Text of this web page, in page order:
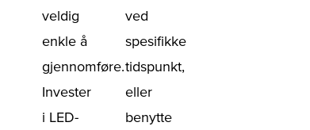
veldig
enkle å
gjennomføre.
Invester
i LED-
ved
spesifikke
tidspunkt,
eller
benytte